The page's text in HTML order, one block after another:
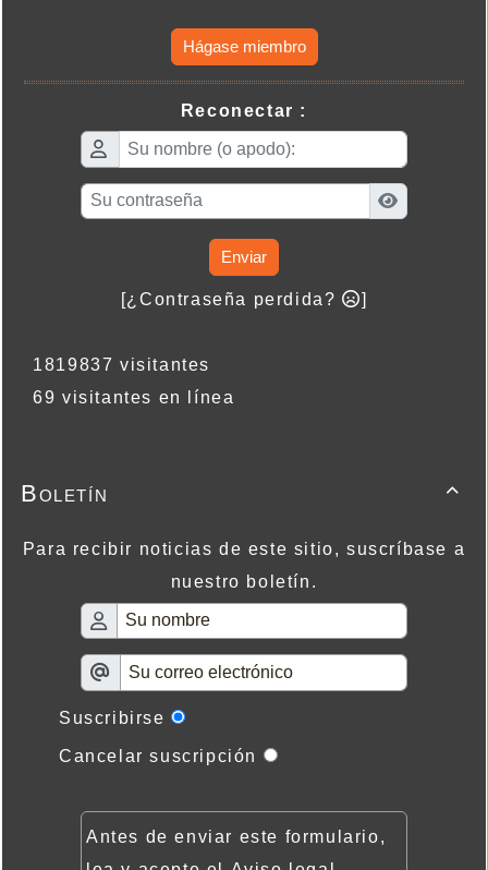
Hágase miembro
Reconectar :
Enviar
[¿Contraseña perdida? ]
1819837 visitantes
69 visitantes en línea

Boletín
Para recibir noticias de este sitio, suscríbase a
nuestro boletín.
Suscribirse
Cancelar suscripción
Antes de enviar este formulario,